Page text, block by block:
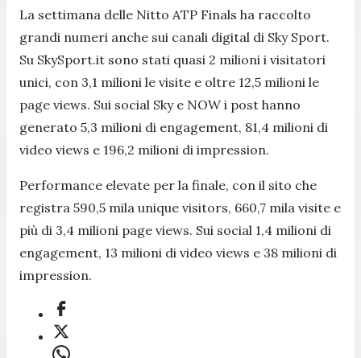
La settimana delle Nitto ATP Finals ha raccolto
grandi numeri anche sui canali digital di Sky Sport.
Su SkySport.it sono stati quasi 2 milioni i visitatori
unici, con 3,1 milioni le visite e oltre 12,5 milioni le
page views. Sui social Sky e NOW i post hanno
generato 5,3 milioni di engagement, 81,4 milioni di
video views e 196,2 milioni di impression.
Performance elevate per la finale, con il sito che
registra 590,5 mila unique visitors, 660,7 mila visite e
più di 3,4 milioni page views. Sui social 1,4 milioni di
engagement, 13 milioni di video views e 38 milioni di
impression.